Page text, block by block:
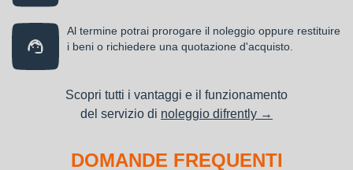
Al termine potrai prorogare il noleggio oppure restituire
i beni o richiedere una quotazione d'acquisto.
Scopri tutti i vantaggi e il funzionamento
del servizio di noleggio difrently →
DOMANDE FREQUENTI